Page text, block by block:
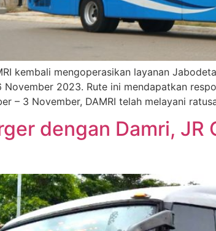
kembali mengoperasikan layanan
November 2023. Rute ini mendapatkan
– 3 November, DAMRI telah melayani
dengan Damri,